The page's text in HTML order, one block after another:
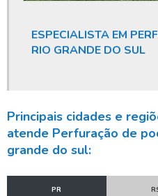
Licença ambiental poço artesiano
Limpeza de poço artesiano preço
Limpeza de poço profundo
Limpeza de reservatório de água
ESPECIALISTA EM
RIO GRANDE DO SUL
Principais cidades e
atende Perfuração de
grande do sul:
PR